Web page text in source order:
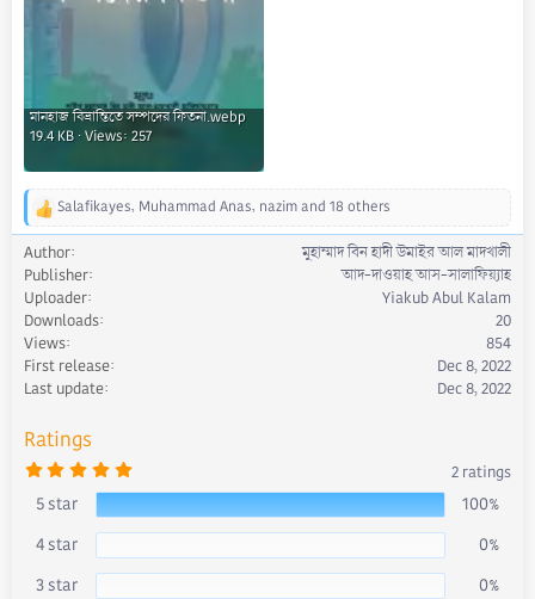
মানহাজ বিভ্রান্তিতে সম্পদের ফিতনা.webp
19.4 KB · Views: 257
R
e
a
c
t
i
o
n
s
Salafikayes, Muhammad Anas, nazimand 18 others
Author
মুহাম্মাদ বিন হাদী উমাইর আল মাদখালী
Publisher
আদ-দাওয়াহ আস-সালাফিয়্যাহ
Uploader
Yiakub Abul Kalam
Downloads
20
Views
854
First release
Dec 8, 2022
Last update
Dec 8, 2022
Ratings
5
0
0
s
a
r
2 ratings
5 star
100%
4 star
0%
3 star
0%